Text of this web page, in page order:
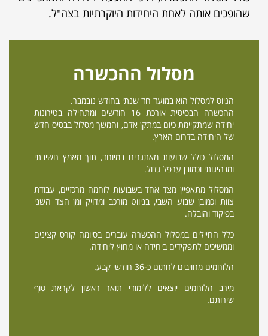
שהופכים אותה לאחת היחידות היוקרתיות בצה"ל.
מסלול ההכשרה
הגיוס למסלול הוא במועד חד שנתי בחודש נובמבר.
ההכשרה הבסיסית אורכת 16 חודשים ומתחילה בטירונות
יחידה שמתקיימת כיום במתקן אדם, והמשך מסלול בבסיס חדש
של היחידה בדרום הארץ.
המסלול כולל שבועות מאתגרים במיוחד, תוך מאמץ חשיבתי
ומנהיגותי וכמובן ערפל גדול.
המסלול מתאפיין מצד אחד בשבועות לוחמה מרכזיים, עבודת
צוות וכמובן שבוע השבי, בניווט מורכב ומדויק ומן הצד השני
בפיקוד והובלה.
כלל החיילים במסלול ההכשרה עוברים בסיומה קורס קצינים
וממשיכים לתפקידים ביחידה או מחוץ ליחידה.
הלוחמים מחויבים לחתום כ-36 חודשי קבע.
מירב הלוחמים יוצאים ללימודי תואר ראשון לקראת סוף
שירותם.